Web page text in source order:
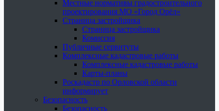
Местные нормативы градостроительного
проектирования МО «Город Орёл»
Страница застройщика
Страница застройщика
Комиссия
Публичные сервитуты
Комплексные кадастровые работы
Комплексные кадастровые работы
Карты-планы
Роскадастр по Орловской области
информирует
Безопасность
Безопасность